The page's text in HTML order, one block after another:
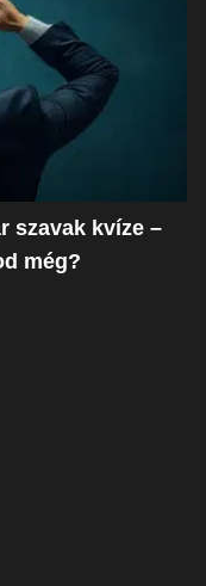
szavak kvíze –
még?